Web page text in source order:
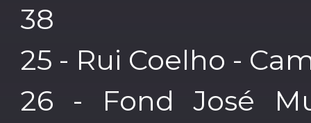
38
25 - Rui Coelho -
26 - Fond José